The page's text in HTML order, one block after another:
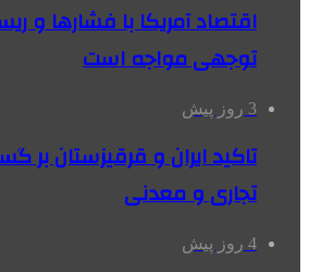
اقتصاد آمریکا با فشارها و
توجهی مواجه است
3 روز پیش
تاکید ایران و قرقیزستان
تجاری و معدنی
4 روز پیش